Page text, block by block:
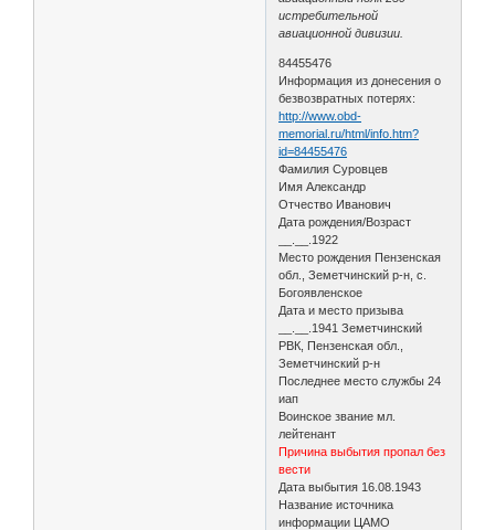
истребительной
авиационной дивизии.
84455476
Информация из донесения о
безвозвратных потерях:
http://www.obd-
memorial.ru/html/info.htm?
id=84455476
Фамилия Суровцев
Имя Александр
Отчество Иванович
Дата рождения/Возраст
__.__.1922
Место рождения Пензенская
обл., Земетчинский р-н, с.
Богоявленское
Дата и место призыва
__.__.1941 Земетчинский
РВК, Пензенская обл.,
Земетчинский р-н
Последнее место службы 24
иап
Воинское звание мл.
лейтенант
Причина выбытия пропал без
вести
Дата выбытия 16.08.1943
Название источника
информации ЦАМО